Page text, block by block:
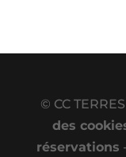
© CC
des
réservations -